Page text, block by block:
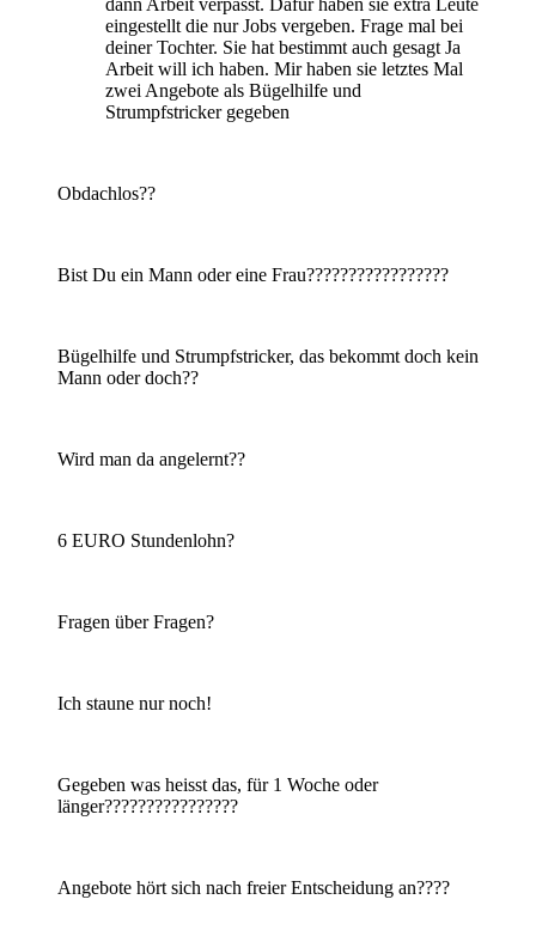
eingestellt die nur Jobs vergeben. Frage mal bei
deiner Tochter. Sie hat bestimmt auch gesagt Ja
Arbeit will ich haben. Mir haben sie letztes Mal
zwei Angebote als Bügelhilfe und
Strumpfstricker gegeben
Obdachlos??
Bist Du ein Mann oder eine Frau?????????????????
Bügelhilfe und Strumpfstricker, das bekommt doch kein
Mann oder doch??
Wird man da angelernt??
6 EURO Stundenlohn?
Fragen über Fragen?
Ich staune nur noch!
Gegeben was heisst das, für 1 Woche oder
länger????????????????
Angebote hört sich nach freier Entscheidung an????